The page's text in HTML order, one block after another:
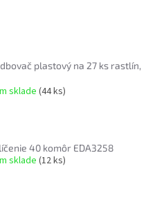
plastový na 27 ks rastlín,
sklade (44 ks)
40 komôr EDA3258
sklade (12 ks)